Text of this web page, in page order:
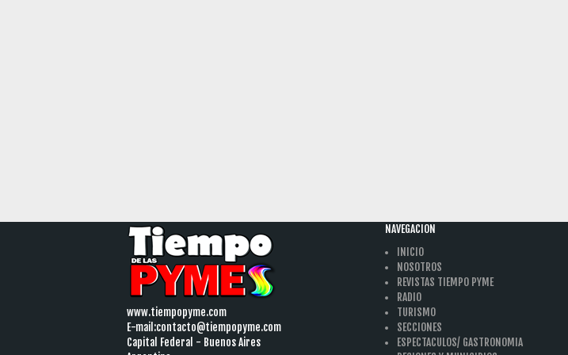
www.tiempopyme.com
E-mail:contacto@tiempopyme.com
Capital Federal - Buenos Aires
NAVEGACION
INICIO
NOSOTROS
REVISTAS TIEMPO PYME
RADIO
TURISMO
SECCIONES
ESPECTACULOS/ GASTRONOMIA